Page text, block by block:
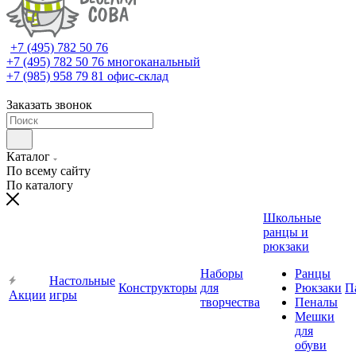
+7 (495) 782 50 76
+7 (495) 782 50 76 многоканальный
+7 (985) 958 79 81 офис-склад
Заказать звонок
Каталог
По всему сайту
По каталогу
Акции
Настольные
игры
Конструкторы
Наборы
для
творчества
Школьные
ранцы и
рюкзаки
Ранцы
Рюкзаки
Пеналы
Мешки
для
обуви